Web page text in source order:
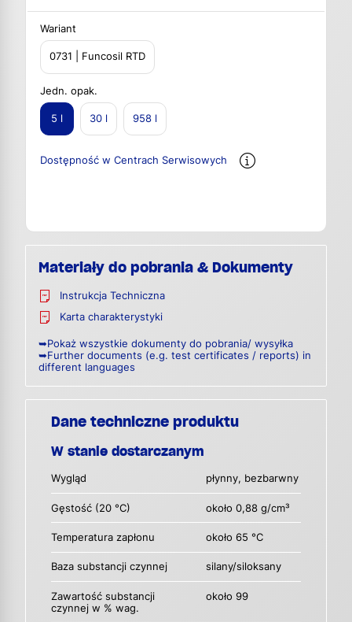
Wariant
0731 | Funcosil RTD
Jedn. opak.
5 l 30 l 958 l
Dostępność w Centrach Serwisowych
Materiały do pobrania & Dokumenty
Instrukcja Techniczna
Karta charakterystyki
➥Pokaż wszystkie dokumenty do pobrania/ wysyłka
➥Further documents (e.g. test certificates / reports) in
different languages
Dane techniczne produktu
W stanie dostarczanym
Wygląd płynny, bezbarwny
Gęstość (20 °C) około 0,88 g/cm³
Temperatura zapłonu około 65 °C
Baza substancji czynnej silany/siloksany
Zawartość substancji
czynnej w % wag.
około 99